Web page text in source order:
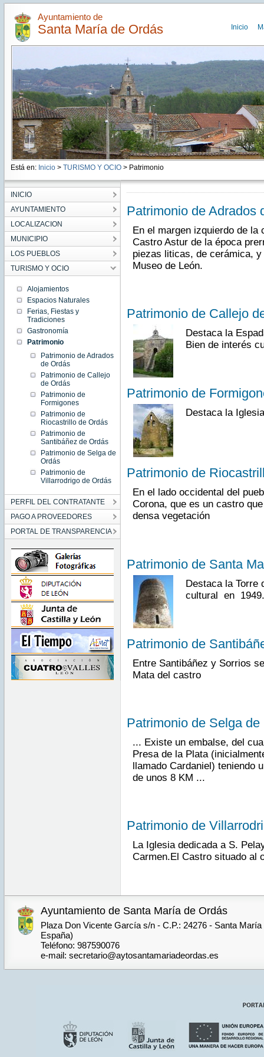
Ayuntamiento de
Santa María de Ordás Inicio
Está en: Inicio > TURISMO Y OCIO> Patrimonio
INICIO
AYUNTAMIENTO
LOCALIZACION
MUNICIPIO
LOS PUEBLOS
TURISMO Y OCIO
Alojamientos
Espacios Naturales
Ferias, Fiestas y
Tradiciones
Gastronomía
Patrimonio
Patrimonio de Adrados
de Ordás
Patrimonio de Callejo
de Ordás
Patrimonio de
Formigones
Patrimonio de
Riocastrillo de Ordás
Patrimonio de
Santibáñez de Ordás
Patrimonio de Selga de
Ordás
Patrimonio de
Villarrodrigo de Ordás
PERFIL DEL CONTRATANTE
PAGO A PROVEEDORES
PORTAL DE TRANSPARENCIA
Patrimonio de Adrados
En el margen izquierdo de
Castro Astur de la época
piezas liticas, de cerámica,
Museo de León.
Patrimonio de Callejo
Destaca la
Bien de interés
Patrimonio de
Destaca la
Patrimonio de
En el lado occidental del
Corona, que es un castro
densa vegetación
Patrimonio de Santa
Destaca la Torre
cultural en 1949.
Patrimonio de
Entre Santibáñez y Sorrios
Mata del castro
Patrimonio de Selga de
... Existe un embalse, del
Presa de la Plata
llamado Cardaniel) teniendo
de unos 8 KM ...
Patrimonio de
La Iglesia dedicada a S.
Carmen.El Castro situado al
Ayuntamiento de Santa María de Ordás
Plaza Don Vicente García s/n - C.P.: 24276 - Santa
España)
Teléfono: 987590076
e-mail: secretario@aytosantamariadeordas.es